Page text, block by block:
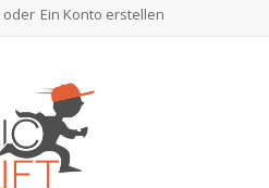
Ein Konto erstellen